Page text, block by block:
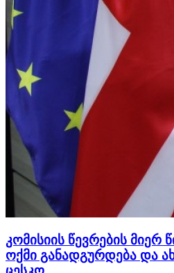
კომისიის წევრების მიერ
ოქმი განადგურდება და